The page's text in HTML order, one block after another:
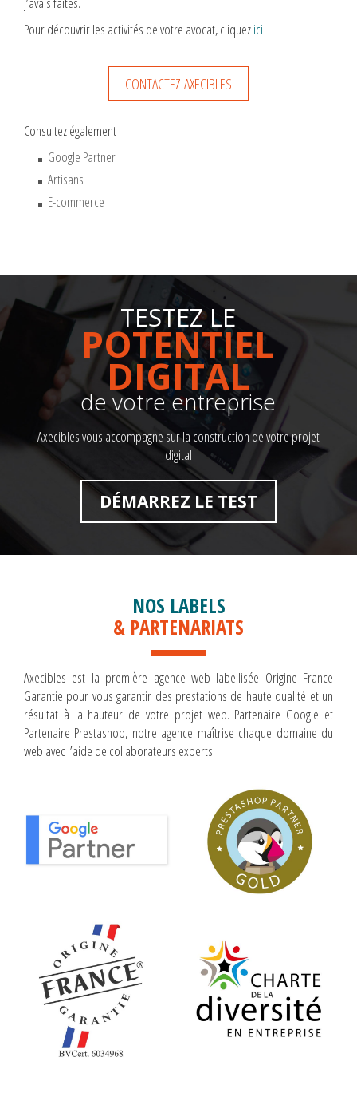
Pour découvrir les activités de votre avocat, cliquezici
CONTACTEZ AXECIBLES
Consultez également :
Google Partner
Artisans
E-commerce
TESTEZ LE
POTENTIEL
DIGITAL
de votre entreprise
Axecibles vous accompagne sur la construction de votre projet
digital
DÉMARREZ LE TEST
NOS LABELS
& PARTENARIATS
Axecibles est la première agence web labellisée Origine France
Garantie pour vous garantir des prestations de haute qualité et un
résultat à la hauteur de votre projet web. Partenaire Google et
Partenaire Prestashop, notre agence maîtrise chaque domaine du
web avec l’aide de collaborateurs experts.